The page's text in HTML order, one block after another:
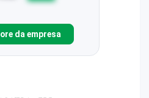
da empresa